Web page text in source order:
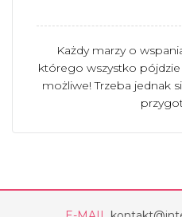
Każdy marzy o
którego wszystko pójdzie
możliwe! Trzeba jednak